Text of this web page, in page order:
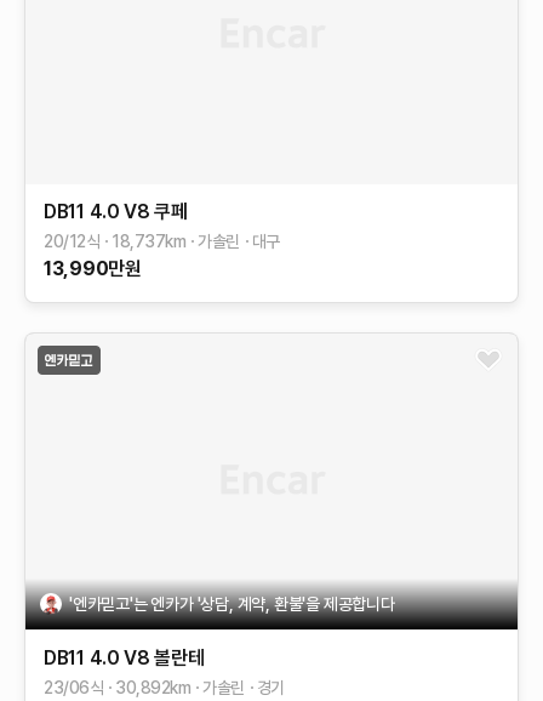
DB11 4.0 V8 쿠페
20/12식 18,737km 가솔린 대구
13,990만원
'엔카믿고'는 엔카가 '상담, 계약, 환불'을 제공합니다
DB11 4.0 V8 볼란테
23/06식 30,892km 가솔린 경기